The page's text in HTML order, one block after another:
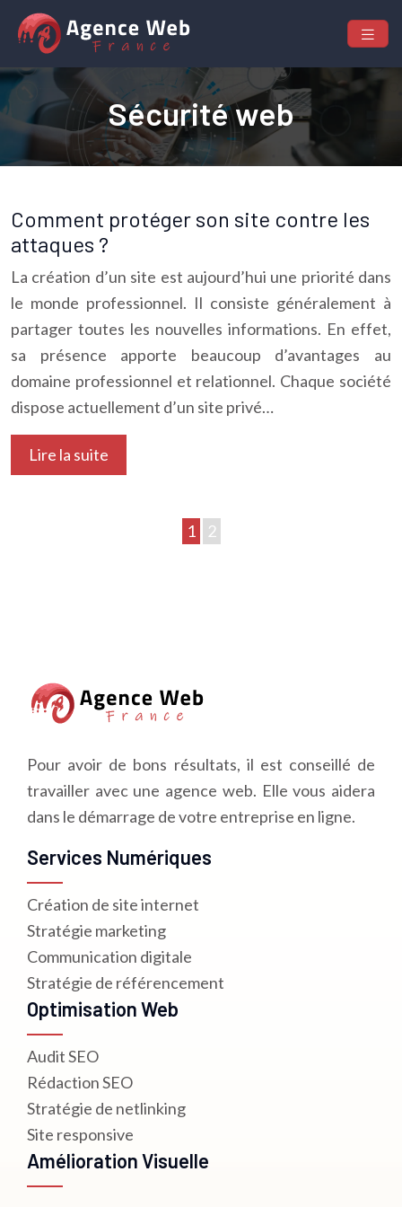
Sécurité web
Comment protéger son site contre les
attaques ?
La création d’un site est aujourd’hui une priorité dans
le monde professionnel. Il consiste généralement à
partager toutes les nouvelles informations. En effet,
sa présence apporte beaucoup d’avantages au
domaine professionnel et relationnel. Chaque société
dispose actuellement d’un site privé…
Lire la suite
1 2
Pour avoir de bons résultats, il est conseillé de
travailler avec une agence web. Elle vous aidera
dans le démarrage de votre entreprise en ligne.
Services Numériques
Création de site internet
Stratégie marketing
Communication digitale
Stratégie de référencement
Optimisation Web
Audit SEO
Rédaction SEO
Stratégie de netlinking
Site responsive
Amélioration Visuelle